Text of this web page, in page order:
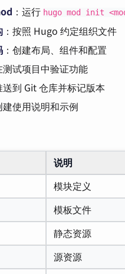
：运行 hugo mod init
：按照 Hugo 约定组织文件
：创建布局、组件和配置
测试项目中验证功能
送到 Git 仓库并标记版本
建使用说明和示例
说明
模块定义
模板文件
静态资源
源资源